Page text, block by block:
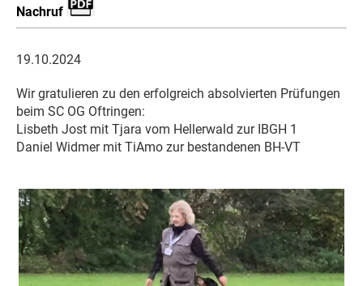
Nachruf
19.10.2024
Wir gratulieren zu den erfolgreich absolvierten Prüfungen
beim SC OG Oftringen:
Lisbeth Jost mit Tjara vom Hellerwald zur IBGH 1
Daniel Widmer mit TiAmo zur bestandenen BH-VT